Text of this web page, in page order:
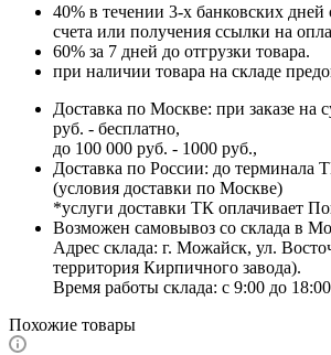
40% в течении 3-х банковских дней
счета или получения ссылки на
60% за 7 дней до отгрузки товара.
при наличии товара на складе
Доставка по Москве: при заказе на
руб. - бесплатно,
до 100 000 руб. - 1000 руб.,
Доставка по России: до терминала
(условия доставки по Москве)
*услуги доставки ТК оплачивает
Возможен самовывоз со склада в
Адрес склада: г. Можайск, ул.
территория Кирпичного завода).
Время работы склада: с 9:00 до
Похожие товары